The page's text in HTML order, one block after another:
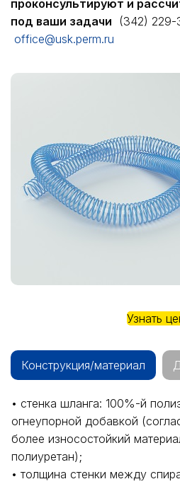
проконсультируют и
под ваши задачи (342) 229-
office@usk.perm.ru
Узнать
Конструкция/материал
• стенка шланга: 100%-й
огнеупорной добавкой
более износостойкий
полиуретан);
• толщина стенки между